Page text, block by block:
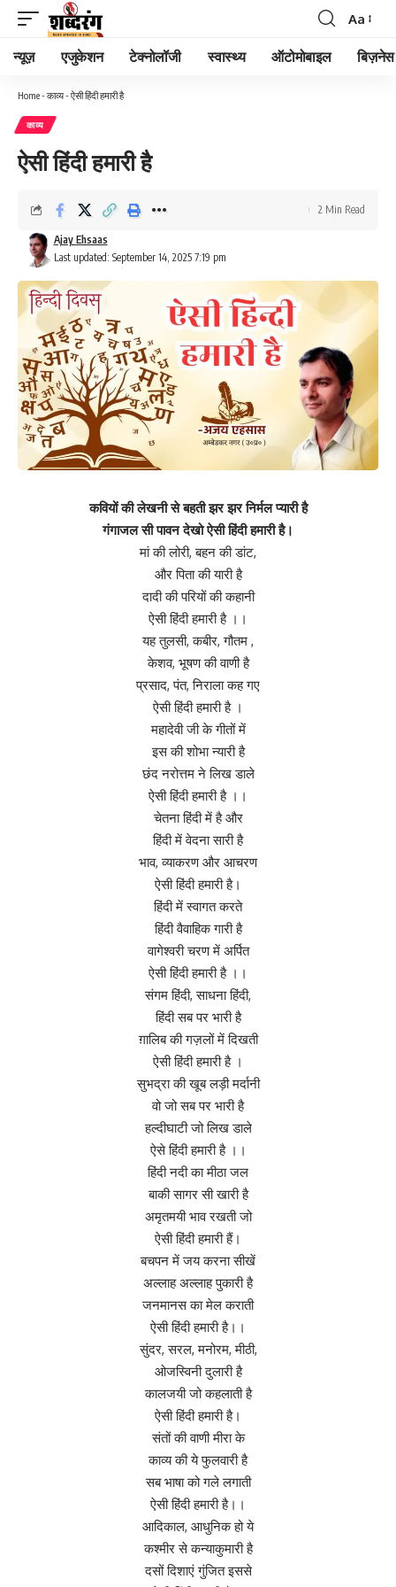
Aa
न्यूज़ एजुकेशन टेक्नोलॉजी स्वास्थ्य ऑटोमोबाइल बिज़नेस
Home- काव्य- ऐसी हिंदी हमारी है
काव्य
ऐसी हिंदी हमारी है
Last updated: September 14, 2025 7:19 pm
Ajay Ehsaas
2 Min Read
कवियों की लेखनी से बहती झर झर निर्मल प्यारी है
गंगाजल सी पावन देखो ऐसी हिंदी हमारी है।
मां की लोरी, बहन की डांट,
और पिता की यारी है
दादी की परियों की कहानी
ऐसी हिंदी हमारी है ।।
यह तुलसी, कबीर, गौतम ,
केशव, भूषण की वाणी है
प्रसाद, पंत, निराला कह गए
ऐसी हिंदी हमारी है ।
महादेवी जी के गीतों में
इस की शोभा न्यारी है
छंद नरोत्तम ने लिख डाले
ऐसी हिंदी हमारी है ।।
चेतना हिंदी में है और
हिंदी में वेदना सारी है
भाव, व्याकरण और आचरण
ऐसी हिंदी हमारी है।
हिंदी में स्वागत करते
हिंदी वैवाहिक गारी है
वागेश्वरी चरण में अर्पित
ऐसी हिंदी हमारी है ।।
संगम हिंदी, साधना हिंदी,
हिंदी सब पर भारी है
ग़ालिब की गज़लों में दिखती
ऐसी हिंदी हमारी है ।
सुभद्रा की खूब लड़ी मर्दानी
वो जो सब पर भारी है
हल्दीघाटी जो लिख डाले
ऐसे हिंदी हमारी है ।।
हिंदी नदी का मीठा जल
बाकी सागर सी खारी है
अमृतमयी भाव रखती जो
ऐसी हिंदी हमारी हैं।
बचपन में जय करना सीखें
अल्लाह अल्लाह पुकारी है
जनमानस का मेल कराती
ऐसी हिंदी हमारी है।।
सुं‌‌दर, सरल, मनोरम, मीठी,
ओजस्विनी दुलारी है
कालजयी जो कहलाती है
ऐसी हिंदी हमारी है।
संतों की वाणी मीरा के
काव्य की ये फुलवारी है
सब भाषा को गले लगाती
ऐसी हिंदी हमारी है।।
आदिकाल, आधुनिक हो ये
कश्मीर से कन्याकुमारी है
दसों दिशाएं गुंजित इससे